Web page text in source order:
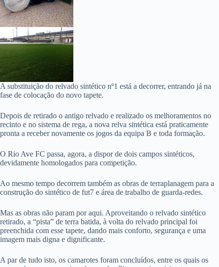
A substituição do relvado sintético nº1 está a decorrer, entrando já na
fase de colocação do novo tapete.
Depois de retirado o antigo relvado e realizado os melhoramentos no
recinto e no sistema de rega, a nova relva sintética está praticamente
pronta a receber novamente os jogos da equipa B e toda formação.
O Rio Ave FC passa, agora, a dispor de dois campos sintéticos,
devidamente homologados para competição.
Ao mesmo tempo decorrem também as obras de terraplanagem para a
construção do sintético de fut7 e área de trabalho de guarda-redes.
Mas as obras não param por aqui. Aproveitando o relvado sintético
retirado, a “pista” de terra batida, à volta do relvado principal foi
preenchida com esse tapete, dando mais conforto, segurança e uma
imagem mais digna e dignificante.
A par de tudo isto, os camarotes foram concluídos, entre os quais os